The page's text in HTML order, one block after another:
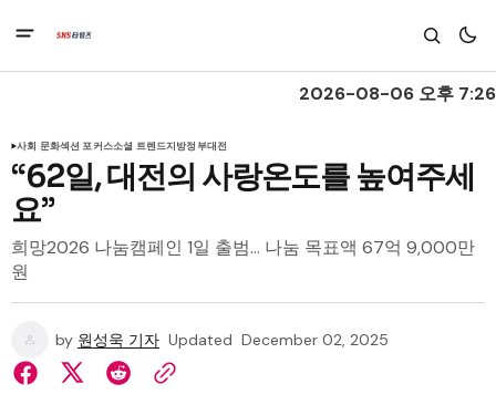
2026-08-06 오후 7:26
사회 문화섹션 포커스소셜 트렌드지방정부대전
“62일, 대전의 사랑온도를 높여주세
요”
희망2026 나눔캠페인 1일 출범… 나눔 목표액 67억 9,000만
원
by 원성욱 기자 Updated December 02, 2025